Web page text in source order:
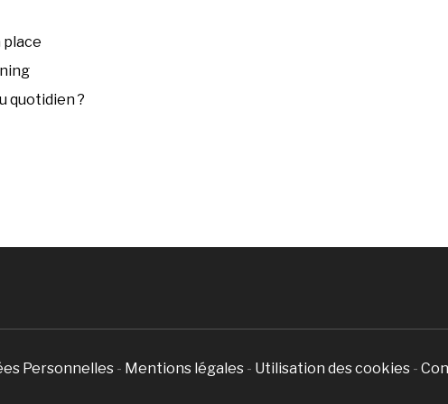
place
quotidien ?
Personnelles - Mentions légales - Utilisation des cookies -